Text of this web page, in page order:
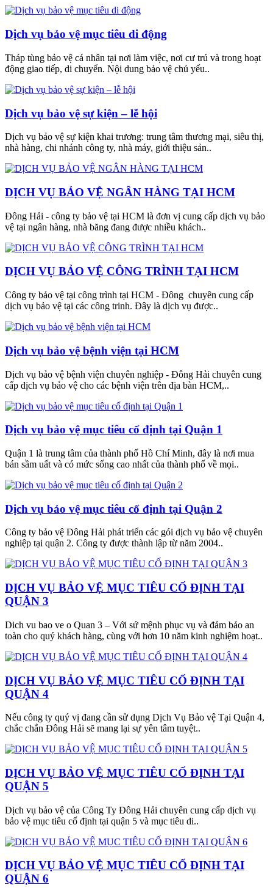
Dịch vụ bảo vệ mục tiêu di động
Tháp tùng bảo vệ cá nhân tại nơi làm việc, nơi cư trú và trong hoạt
động giao tiếp, di chuyển. Nội dung bảo vệ chủ yếu..
Dịch vụ bảo vệ sự kiện – lễ hội
Dịch vụ bảo vệ sự kiện khai trương: trung tâm thương mại, siêu thị,
nhà hàng, chi nhánh công ty, nhà máy, giới thiệu sản..
DỊCH VỤ BẢO VỆ NGÂN HÀNG TẠI HCM
Đông Hải - công ty bảo vệ tại HCM là đơn vị cung cấp dịch vụ bảo
vệ tại ngân hàng, nhà băng đang được nhiều khách..
DỊCH VỤ BẢO VỆ CÔNG TRÌNH TẠI HCM
Công ty bảo vệ tại công trình tại HCM - Đông chuyên cung cấp
dịch vụ bảo vệ tại các công trinh. Đây là dịch vụ được..
Dịch vụ bảo vệ bệnh viện tại HCM
Dịch vụ bảo vệ bệnh viện chuyên nghiệp - Đông Hải chuyên cung
cấp dịch vụ bảo vệ cho các bệnh viện trên địa bàn HCM,..
Dịch vụ bảo vệ mục tiêu cố định tại Quận 1
Quận 1 là trung tâm của thành phố Hồ Chí Minh, đây là nơi mua
bán sầm uất và có mức sống cao nhất của thành phố về mọi..
Dịch vụ bảo vệ mục tiêu cố định tại Quận 2
Công ty bảo vệ Đông Hải phát triển các gói dịch vụ bảo vệ chuyên
nghiệp tại quận 2. Công ty được thành lập từ năm 2004..
DỊCH VỤ BẢO VỆ MỤC TIÊU CỐ ĐỊNH TẠI
QUẬN 3
Dich vu bao ve o Quan 3 – Với sứ mệnh phục vụ và đảm bảo an
toàn cho quý khách hàng, cùng với hơn 10 năm kinh nghiệm hoạt..
DỊCH VỤ BẢO VỆ MỤC TIÊU CỐ ĐỊNH TẠI
QUẬN 4
Nếu công ty quý vị đang cần sử dụng Dịch Vụ Bảo vệ Tại Quận 4,
chắc chắn Đông Hải sẽ mang lại sự yên tâm tuyệt..
DỊCH VỤ BẢO VỆ MỤC TIÊU CỐ ĐỊNH TẠI
QUẬN 5
Dịch vụ bảo vệ của Công Ty Đông Hải chuyên cung cấp dịch vụ
bảo vệ mục tiêu cố định tại quận 5 và mục tiêu di..
DỊCH VỤ BẢO VỆ MỤC TIÊU CỐ ĐỊNH TẠI
QUẬN 6